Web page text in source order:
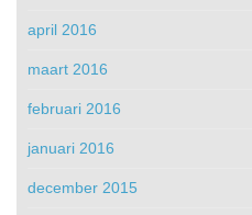
april 2016
maart 2016
februari 2016
januari 2016
december 2015